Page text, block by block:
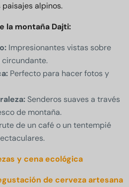
alpinos.
la montaña Dajti:
Impresionantes vistas sobre
circundante.
Perfecto para hacer fotos y
Senderos suaves a través
de montaña.
de un café o un tentempié
y cena ecológica
de cerveza artesana